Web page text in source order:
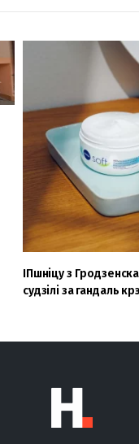
ІПшніцу з
судзілі за гандаль